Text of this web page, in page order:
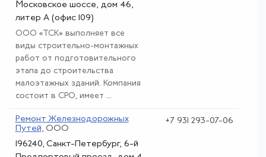
Московское шоссе, дом 46,
литер А (офис 109)
ООО «ТСК» выполняет все
виды строительно-монтажных
работ от подготовительного
этапа до строительства
малоэтажных зданий. Компания
состоит в СРО, имеет ...
Ремонт Железнодорожных
Путей, ООО
196240, Санкт-Петербург, 6-й
+7 931 293-07-06